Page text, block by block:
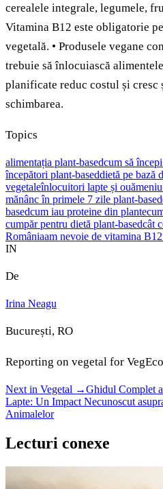
cerealele integrale, legumele,
Vitamina B12 este obligatorie
vegetală. • Produsele vegane
trebuie să înlocuiască
planificate reduc costul și cresc
schimbarea.
Topics
alimentația plant-basedcum să
începători plant-baseddietă pe bază
vegetaleînlocuitori lapte și ouă
mănânc în primele 7 zile plant-based
basedcum iau proteine din plante
cumpăr pentru dietă plant-basedcât
Româniaam nevoie de vitamina
IN
De
Irina Neagu
București, RO
Reporting on vegetal for
Next in Vegetal →Ghidul Complet
Lapte: Un Impact Necunoscut
Animalelor
Lecturi conexe